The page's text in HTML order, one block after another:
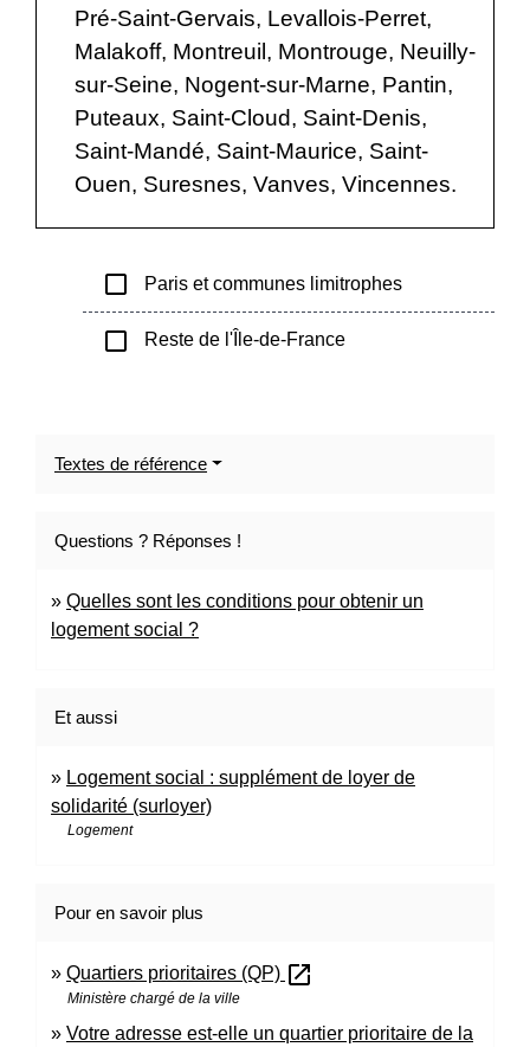
Pré-Saint-Gervais, Levallois-Perret,
Malakoff, Montreuil, Montrouge, Neuilly-
sur-Seine, Nogent-sur-Marne, Pantin,
Puteaux, Saint-Cloud, Saint-Denis,
Saint-Mandé, Saint-Maurice, Saint-
Ouen, Suresnes, Vanves, Vincennes.
check_box_outline_blank Paris et communes limitrophes
check_box_outline_blank Reste de l'Île-de-France
Textes de référence
Questions ? Réponses !
Quelles sont les conditions pour obtenir un
logement social ?
Et aussi
Logement social : supplément de loyer de
solidarité (surloyer)
Logement
Pour en savoir plus
Quartiers prioritaires (QP) open_in_new
Ministère chargé de la ville
Votre adresse est-elle un quartier prioritaire de la